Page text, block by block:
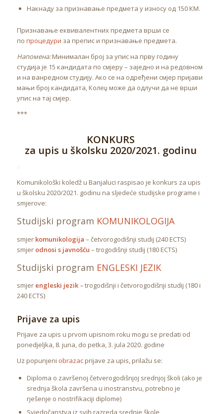
Накнаду за признавање предмета у износу од 150 КМ.
Признавање еквивалентних предмета врши се
по процедури за препис и признавање предмета.
Напомена:Минималан број за упис на прву годину
студија је 15 кандидата по смјеру – заједно и на редовном
и на ванредном студију. Ако се на одређени смјер пријави
мањи број кандидата, Колеџ може да одлучи да не врши
упис на тај смјер.
***
KONKURS
za upis u školsku 2020/2021. godinu
Komunikološki koledž u Banjaluci raspisao je konkurs za upis
u školsku 2020/2021. godinu na sljedeće studijske programe i
smjerove:
Studijski program KOMUNIKOLOGIJA
smjer komunikologija – četvorogodišnji studij (240 ECTS)
smjer odnosi s javnošću – trogodišnji studij (180 ECTS)
Studijski program ENGLESKI JEZIK
smjer engleski jezik –trogodišnji i četvorogodišnji studij (180 i
240 ECTS)
Prijave za upis
Prijave za upis u prvom upisnom roku mogu se predati od
ponedjeljka, 8. juna, do petka, 3. jula 2020. godine
Uz popunjeni obrazacprijave za upis, prilažu se:
Diploma o završenoj četverogodišnjoj srednjoj školi (ako je
srednja škola završena u inostranstvu, potrebno je
rješenje o nostrifikaciji diplome)